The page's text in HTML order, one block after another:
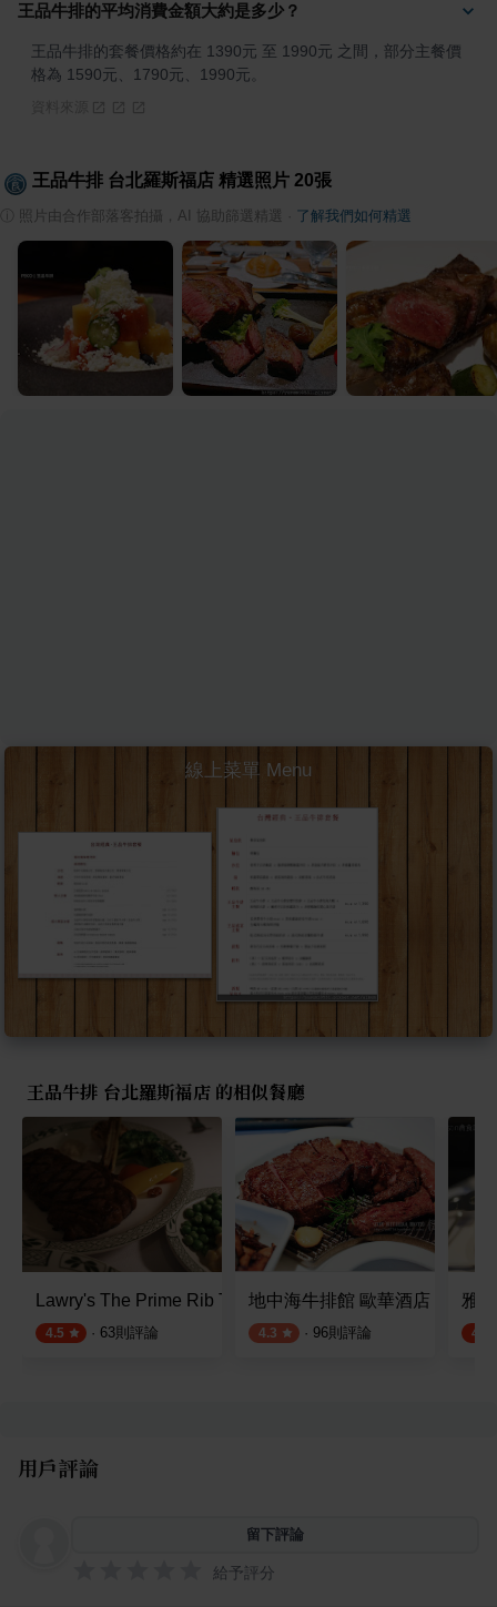
王品牛排的平均消費金額大約是多少？
王品牛排的套餐價格約在 1390元 至 1990元 之間，部分主餐價
格為 1590元、1790元、1990元。
王品牛排 台北羅斯福店 精選照片 20張
照片由合作部落客拍攝，AI 協助篩選精選 了解我們如何精選
線上菜單 Menu
王品牛排 台北羅斯福店 的相似餐廳
Lawry's The Prime Rib Taipei
4.5 · 63則評論
地中海牛排館 歐華酒店
4.3 · 96則評論
雅
4.5
用戶評論
留下評論
給予評分